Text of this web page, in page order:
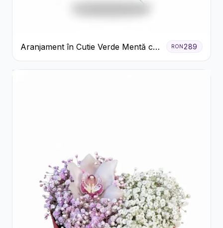
Aranjament în Cutie Verde Mentă cu
Trandafiri și Alstroemeria
RON 289